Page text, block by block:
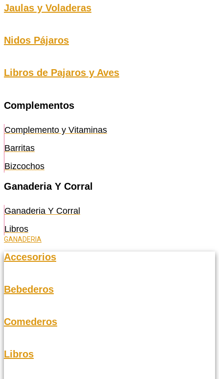
Jaulas y Voladeras
Nidos Pájaros
Libros de Pajaros y Aves
Complementos
Complemento y Vitaminas
Barritas
Bizcochos
Ganaderia Y Corral
Ganaderia Y Corral
Libros
GANADERIA
Accesorios
Bebederos
Comederos
Libros